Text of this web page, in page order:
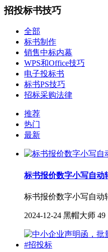
招投标书技巧
全部
标书制作
销售中标内幕
WPS和Office技巧
电子投标书
标书PS技巧
招标采购法律
推荐
热门
最新
标书报价数字小写自动
标书报价数字小写自动
2024-12-24 黑帽大师 49